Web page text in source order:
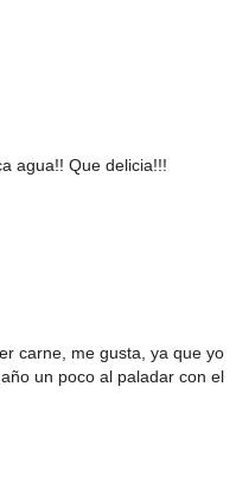
agua!! Que delicia!!!
carne, me gusta, ya que yo
un poco al paladar con el